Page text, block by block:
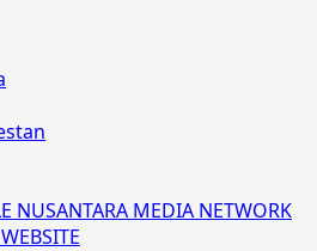
NUSANTARA MEDIA NETWORK